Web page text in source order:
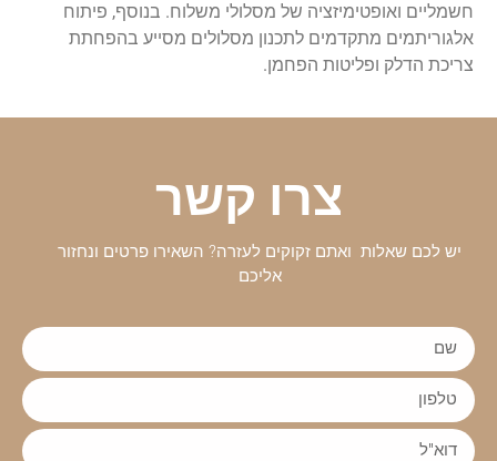
חשמליים ואופטימיזציה של מסלולי משלוח. בנוסף, פיתוח
אלגוריתמים מתקדמים לתכנון מסלולים מסייע בהפחתת
צריכת הדלק ופליטות הפחמן.
צרו קשר
יש לכם שאלות ואתם זקוקים לעזרה? השאירו פרטים ונחזור
אליכם